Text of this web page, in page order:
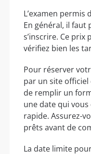
L’examen permis
En général, il
s’inscrire. Ce
vérifiez bien les
Pour réserver
par un site officiel
de remplir un
une date qui vous
rapide. Assurez-
prêts avant de
La date limite